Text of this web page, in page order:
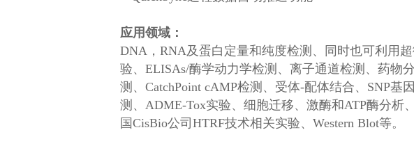
应用领域：
DNA，RNA及蛋白定量和纯度检测、同时也可利用
验、ELISAs/酶学动力学检测、离子通道检测、药物
测、CatchPoint cAMP检测、受体-配体结合、SNP
测、ADME-Tox实验、细胞迁移、激酶和ATP酶分
国CisBio公司HTRF技术相关实验、Western Blot等。